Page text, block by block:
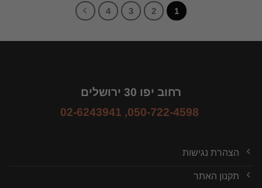
1
2
3
4
רחוב יפו 30 ירושלים
050-722-4598
,
02-6243941
הצהרת נגישות
תקנון האתר